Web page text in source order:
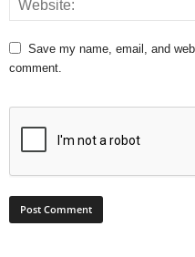
Save my name, email, and
comment.